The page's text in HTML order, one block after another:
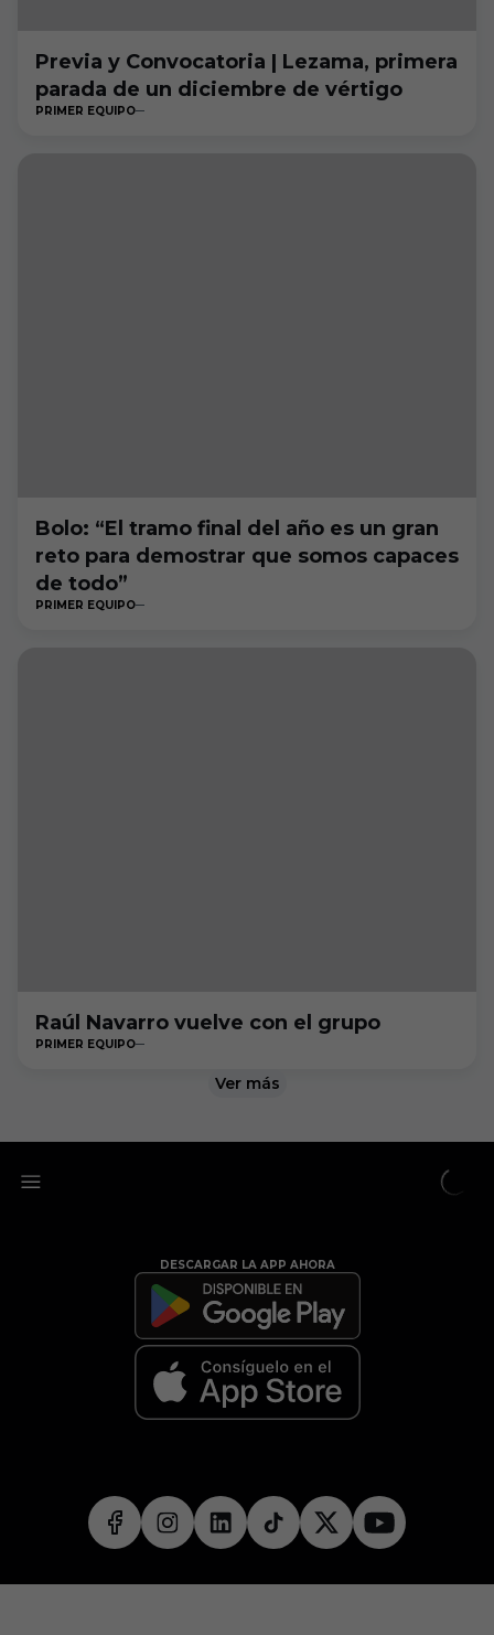
Previa y Convocatoria | Lezama, primera
parada de un diciembre de vértigo
PRIMER EQUIPO
Bolo: “El tramo final del año es un gran
reto para demostrar que somos capaces
de todo”
PRIMER EQUIPO
Raúl Navarro vuelve con el grupo
PRIMER EQUIPO
Ver más
DESCARGAR LA APP AHORA